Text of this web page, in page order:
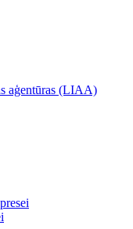
aģentūras (LIAA)